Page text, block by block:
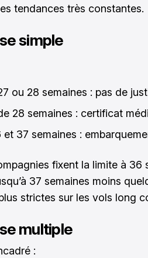
tendances très constantes.
simple
ou 28 semaines : pas de
28 semaines : certificat
et 37 semaines :
fixent la limite à 36
37 semaines moins
strictes sur les vols long
multiple
: